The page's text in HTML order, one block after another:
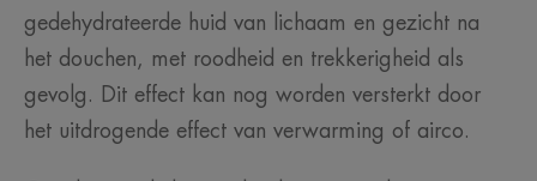
gedehydrateerde huid van lichaam en gezicht na
het douchen, met roodheid en trekkerigheid als
gevolg. Dit effect kan nog worden versterkt door
het uitdrogende effect van verwarming of airco.